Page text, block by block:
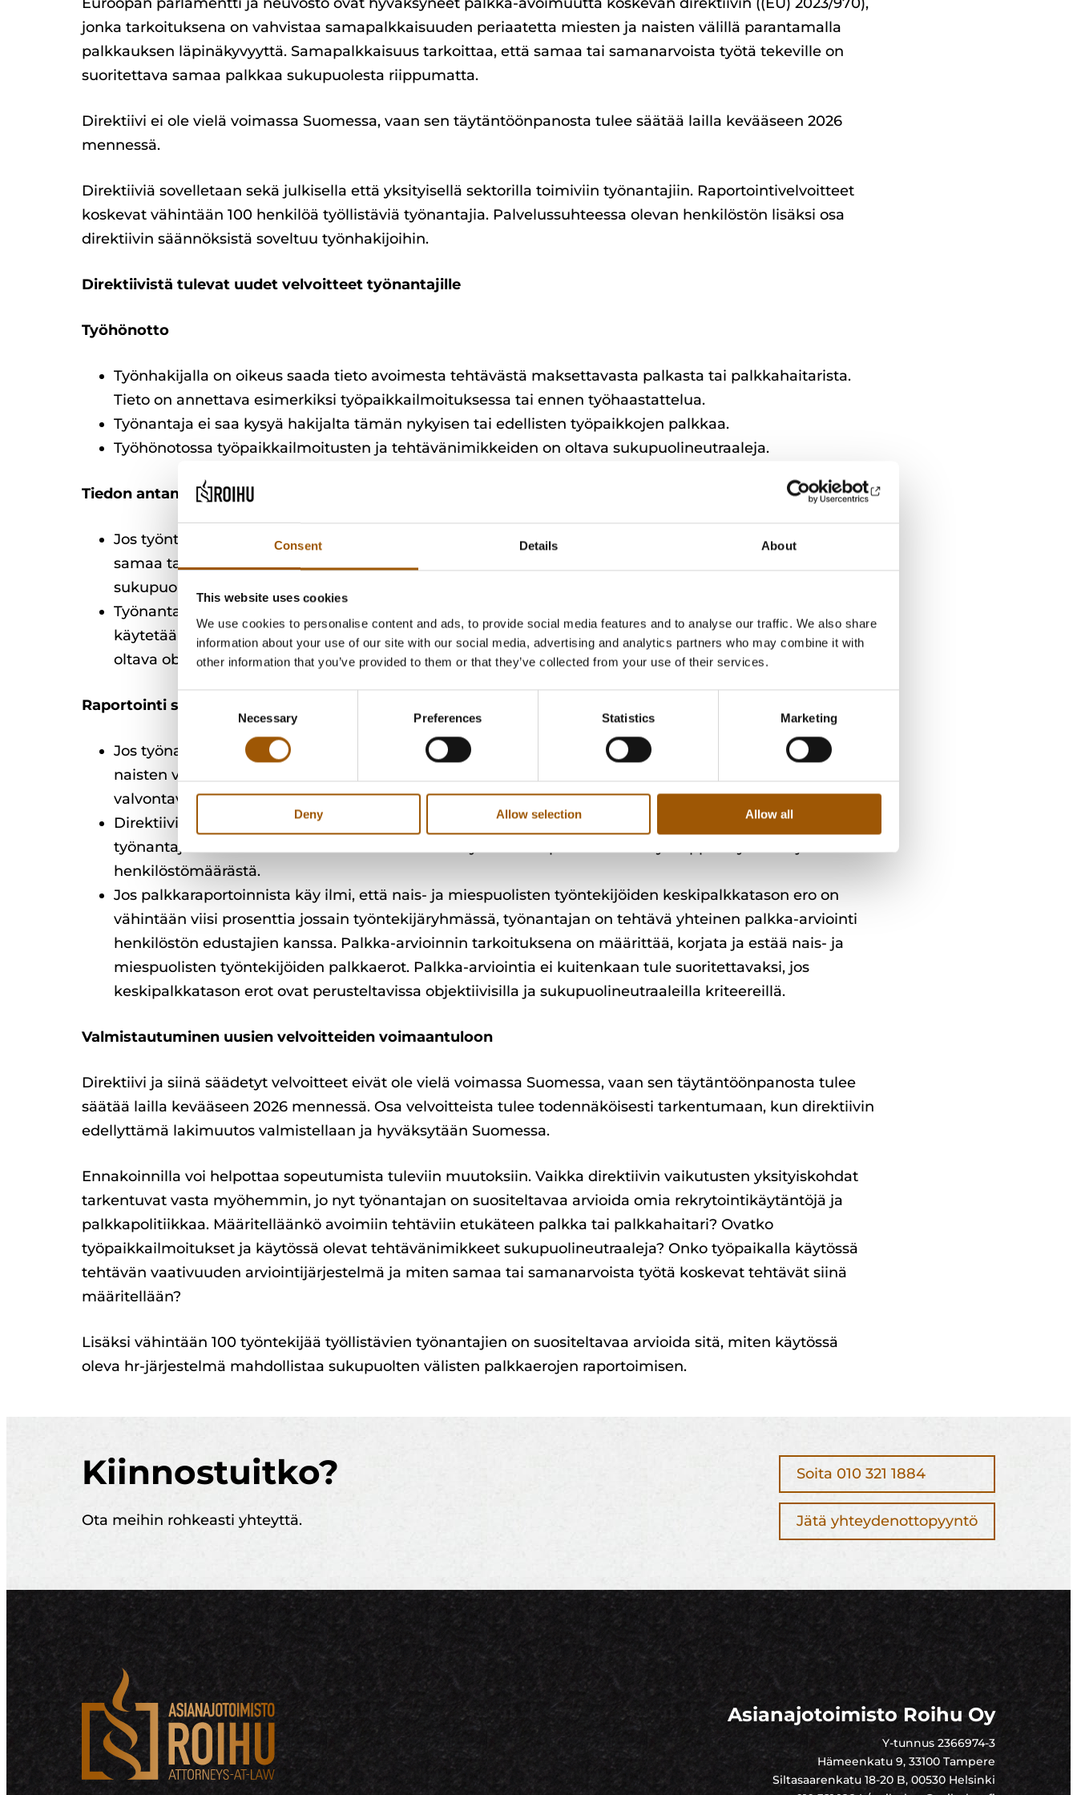
Consent Details About
This website uses cookies
We use cookies to personalise content and ads, to provide social media features and to analyse our traffic. We also share
information about your use of our site with our social media, advertising and analytics partners who may combine it with
other information that you’ve provided to them or that they’ve collected from your use of their services.
Consent
Necessary Preferences Statistics Marketing
Deny Allow selection Allow all
jonka tarkoituksena on vahvistaa samapalkkaisuuden periaatetta miesten ja naisten välillä parantamalla
palkkauksen läpinäkyvyyttä. Samapalkkaisuus tarkoittaa, että samaa tai samanarvoista työtä tekeville on
suoritettava samaa palkkaa sukupuolesta riippumatta.
Direktiivi ei ole vielä voimassa Suomessa, vaan sen täytäntöönpanosta tulee säätää lailla kevääseen 2026
mennessä.
Direktiiviä sovelletaan sekä julkisella että yksityisellä sektorilla toimiviin työnantajiin. Raportointivelvoitteet
koskevat vähintään 100 henkilöä työllistäviä työnantajia. Palvelussuhteessa olevan henkilöstön lisäksi osa
direktiivin säännöksistä soveltuu työnhakijoihin.
Direktiivistä tulevat uudet velvoitteet työnantajille
Työhönotto
Työnhakijalla on oikeus saada tieto avoimesta tehtävästä maksettavasta palkasta tai palkkahaitarista.
Tieto on annettava esimerkiksi työpaikkailmoituksessa tai ennen työhaastattelua.
Työnantaja ei saa kysyä hakijalta tämän nykyisen tai edellisten työpaikkojen palkkaa.
Työhönotossa työpaikkailmoitusten ja tehtävänimikkeiden on oltava sukupuolineutraaleja.
Tiedon antaminen henkilöstölle
Jos työntekijä pyytää, hänellä on oikeus saada työnantajalta kirjallisesti tietoja palkkatasostaan sekä
samaa tai samanarvoista työtä tekevien muiden työntekijöiden keskipalkasta. Tiedot on eriteltävä
sukupuolen mukaan.
Työnantajien on annettava työntekijöilleen helposti saatavassa muodossa tieto kriteereistä, joita
käytetään työntekijöiden palkan, palkkatasojen ja palkkakehityksen määrittämisessä. Kriteerien on
oltava objektiivisia ja sukupuolineutraaleja.
Raportointi sukupuolten välisestä palkkaerosta ja palkka-arviointi
Jos työnantajan palveluksessa on vähintään 100 henkilöä, työnantajan on raportoitava tietoja miesten ja
naisten välisistä palkkaeroista. Tiedot raportoidaan määräajoin valtion nimeämälle
valvontaviranomaiselle ja osa tiedoista on toimitettava koko henkilöstölle ja henkilöstön edustajille.
Direktiivin mukaan määräaika ensimmäisen raportin laatimiselle on vuonna 2027 – 2031 riippuen
työnantajan henkilöstömäärästä. Direktiivin edellyttämän raportoinnin tiheys riippuu työnantajan
henkilöstömäärästä.
Jos palkkaraportoinnista käy ilmi, että nais- ja miespuolisten työntekijöiden keskipalkkatason ero on
vähintään viisi prosenttia jossain työntekijäryhmässä, työnantajan on tehtävä yhteinen palkka-arviointi
henkilöstön edustajien kanssa. Palkka-arvioinnin tarkoituksena on määrittää, korjata ja estää nais- ja
miespuolisten työntekijöiden palkkaerot. Palkka-arviointia ei kuitenkaan tule suoritettavaksi, jos
keskipalkkatason erot ovat perusteltavissa objektiivisilla ja sukupuolineutraaleilla kriteereillä.
Valmistautuminen uusien velvoitteiden voimaantuloon
Direktiivi ja siinä säädetyt velvoitteet eivät ole vielä voimassa Suomessa, vaan sen täytäntöönpanosta tulee
säätää lailla kevääseen 2026 mennessä. Osa velvoitteista tulee todennäköisesti tarkentumaan, kun direktiivin
edellyttämä lakimuutos valmistellaan ja hyväksytään Suomessa.
Ennakoinnilla voi helpottaa sopeutumista tuleviin muutoksiin. Vaikka direktiivin vaikutusten yksityiskohdat
tarkentuvat vasta myöhemmin, jo nyt työnantajan on suositeltavaa arvioida omia rekrytointikäytäntöjä ja
palkkapolitiikkaa. Määritelläänkö avoimiin tehtäviin etukäteen palkka tai palkkahaitari? Ovatko
työpaikkailmoitukset ja käytössä olevat tehtävänimikkeet sukupuolineutraaleja? Onko työpaikalla käytössä
tehtävän vaativuuden arviointijärjestelmä ja miten samaa tai samanarvoista työtä koskevat tehtävät siinä
määritellään?
Lisäksi vähintään 100 työntekijää työllistävien työnantajien on suositeltavaa arvioida sitä, miten käytössä
oleva hr-järjestelmä mahdollistaa sukupuolten välisten palkkaerojen raportoimisen.
Kiinnostuitko?
Ota meihin rohkeasti yhteyttä.
Soita 010 321 1884
Jätä yhteydenottopyyntö
Asianajotoimisto Roihu Oy
Y-tunnus 2366974-3
Hämeenkatu 9, 33100 Tampere
Siltasaarenkatu 18-20 B, 00530 Helsinki